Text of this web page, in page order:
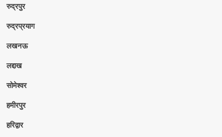
रुद्रपुर
रुद्रप्रयाग
लखनऊ
लद्दाख
सोमेश्वर
हमीरपुर
हरिद्वार